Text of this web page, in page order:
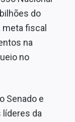
do
meta fiscal
na
no
Senado e
líderes da